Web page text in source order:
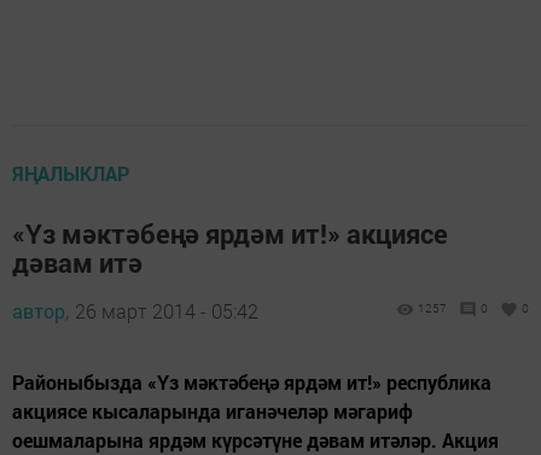
ЯҢАЛЫКЛАР
«Үз мәктәбеңә ярдәм ит!» акциясе
дәвам итә
автор, 26 март 2014 - 05:42 1257 0 0
Районыбызда «Үз мәктәбеңә ярдәм ит!» республика
акциясе кысаларында иганәчеләр мәгариф
оешмаларына ярдәм күрсәтүне дәвам итәләр. Акция